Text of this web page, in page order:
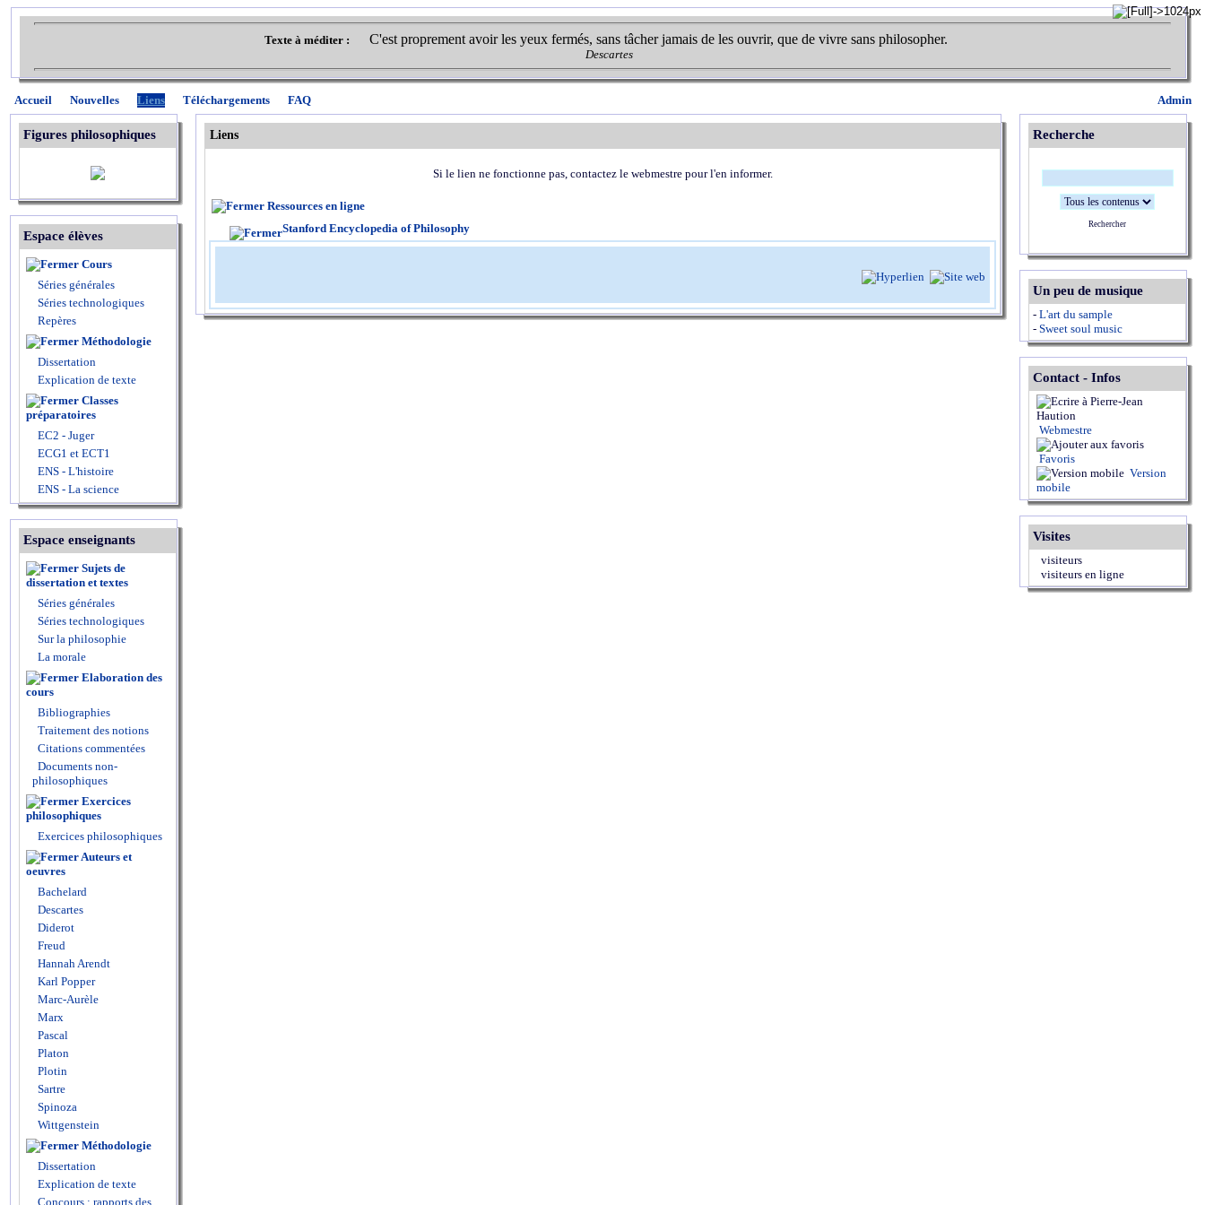
Texte à méditer : C'est proprement avoir les yeux fermés, sans tâcher jamais de les ouvrir, que de vivre sans philosopher.
Descartes
Admin
Accueil Nouvelles Liens Téléchargements FAQ
Figures philosophiques
Espace élèves
Cours
Séries générales
Séries technologiques
Repères
Méthodologie
Dissertation
Explication de texte
Classes
préparatoires
EC2 - Juger
ECG1 et ECT1
ENS - L'histoire
ENS - La science
Espace enseignants
Sujets de
dissertation et textes
Séries générales
Séries technologiques
Sur la philosophie
La morale
Elaboration des
cours
Bibliographies
Traitement des notions
Citations commentées
Documents non-
philosophiques
Exercices
philosophiques
Exercices philosophiques
Auteurs et
oeuvres
Bachelard
Descartes
Diderot
Freud
Hannah Arendt
Karl Popper
Marc-Aurèle
Marx
Pascal
Platon
Plotin
Sartre
Spinoza
Wittgenstein
Méthodologie
Dissertation
Explication de texte
Concours : rapports des
Liens
Si le lien ne fonctionne pas, contactez le webmestre pour l'en informer.
Ressources en ligne
Stanford Encyclopedia of Philosophy
Recherche
Rechercher
Un peu de musique
- L'art du sample
- Sweet soul music
Contact - Infos
Webmestre
Favoris
Version
mobile
Visites
visiteurs
visiteurs en ligne